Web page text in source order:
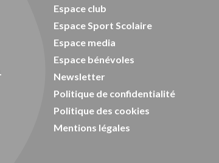
Espace club
Espace Sport Scolaire
Espace media
Espace bénévoles
Newsletter
Politique de confidentialité
Politique des cookies
Mentions légales